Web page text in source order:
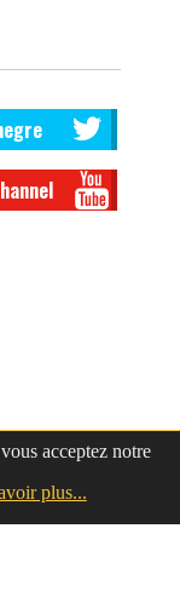
acceptez notre
plus...